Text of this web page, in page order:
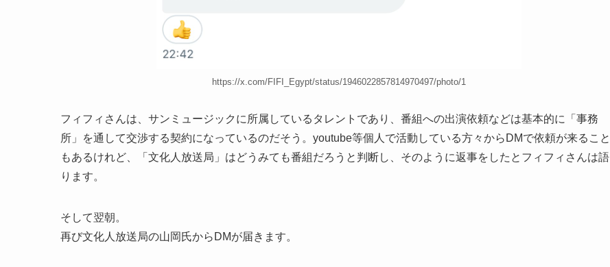
https://x.com/FIFI_Egypt/status/1946022857814970497/photo/1
フィフィさんは、サンミュージックに所属しているタレントであり、番組への出演依頼などは基本的に「事務
所」を通して交渉する契約になっているのだそう。youtube等個人で活動している方々からDMで依頼が来ること
もあるけれど、「文化人放送局」はどうみても番組だろうと判断し、そのように返事をしたとフィフィさんは語
ります。
そして翌朝。
再び文化人放送局の山岡氏からDMが届きます。